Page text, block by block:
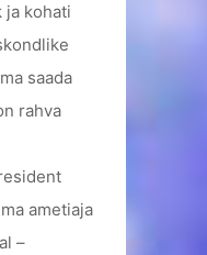
ja kohati
saada
rahva
ametiaja
–